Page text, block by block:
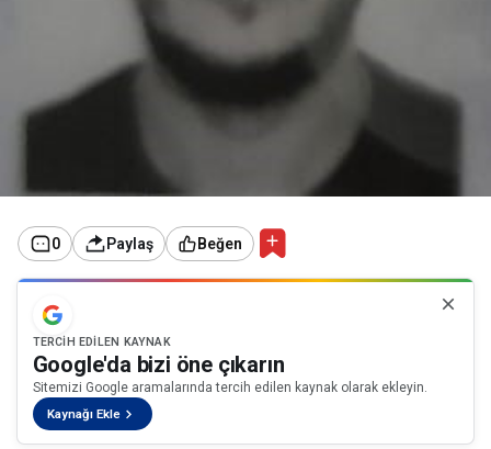
0 Paylaş Beğen
TERCIH EDILEN KAYNAK
Google'da bizi öne çıkarın
Sitemizi Google aramalarında tercih edilen kaynak olarak ekleyin.
Kaynağı Ekle